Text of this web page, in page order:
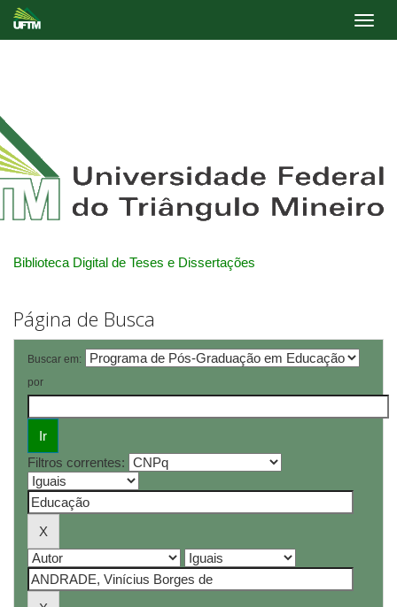
Biblioteca Digital de Teses e Dissertações
Página de Busca
Buscar em:
por
Filtros correntes: